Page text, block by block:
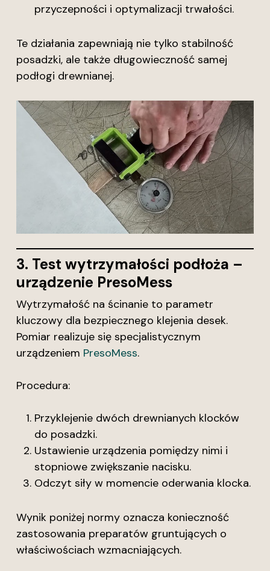
przyczepności i optymalizacji trwałości.
Te działania zapewniają nie tylko stabilność
posadzki, ale także długowieczność samej
podłogi drewnianej.
3. Test wytrzymałości podłoża –
urządzenie PresoMess
Wytrzymałość na ścinanie to parametr
kluczowy dla bezpiecznego klejenia desek.
Pomiar realizuje się specjalistycznym
urządzeniem PresoMess.
Procedura:
Przyklejenie dwóch drewnianych klocków
do posadzki.
Ustawienie urządzenia pomiędzy nimi i
stopniowe zwiększanie nacisku.
Odczyt siły w momencie oderwania klocka.
Wynik poniżej normy oznacza konieczność
zastosowania preparatów gruntujących o
właściwościach wzmacniających.